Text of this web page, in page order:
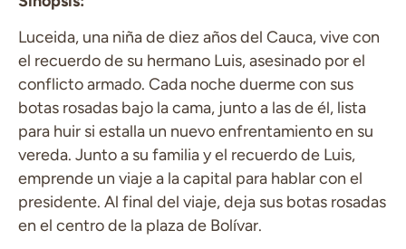
Luceida, una niña de diez años del Cauca, vive con
el recuerdo de su hermano Luis, asesinado por el
conflicto armado. Cada noche duerme con sus
botas rosadas bajo la cama, junto a las de él, lista
para huir si estalla un nuevo enfrentamiento en su
vereda. Junto a su familia y el recuerdo de Luis,
emprende un viaje a la capital para hablar con el
presidente. Al final del viaje, deja sus botas rosadas
en el centro de la plaza de Bolívar.